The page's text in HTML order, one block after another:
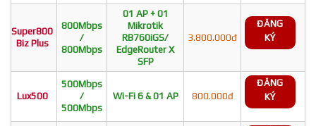
Super800
Biz Plus
800Mbps
/
800Mbps
01 AP + 01
Mikrotik
RB760iGS/
EdgeRouter X
SFP
3.800.000đ
ĐĂNG
KÝ
Lux500
500Mbps
/
500Mbps
Wi-Fi 6 & 01 AP 800.000đ
ĐĂNG
KÝ